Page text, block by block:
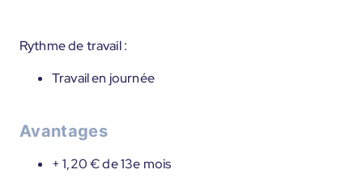
Rythme de travail :
Travail en journée
Avantages
+ 1,20 € de 13e mois